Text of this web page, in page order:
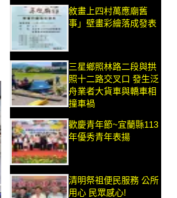
敘畫上四村萬應廟舊
事」壁畫彩繪落成發表
三星鄉照林路二段與拱
照十二路交叉口 發生泛
舟業者大貨車與轎車相
撞車禍
歡慶青年節~宜蘭縣113
年優秀青年表揚
清明祭祖便民服務 公所
用心 民眾感心!